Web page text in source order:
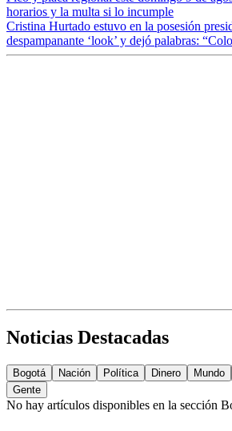
horarios y la multa si lo incumple
Cristina Hurtado estuvo en la posesión
despampanante ‘look’ y dejó palabras:
Noticias Destacadas
Bogotá Nación Política Dinero Mundo
Gente
No hay artículos disponibles en la sección